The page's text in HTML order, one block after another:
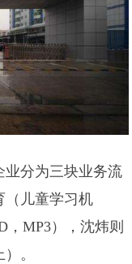
业分为三块业务流
（儿童学习机
MP3），沈炜则
。